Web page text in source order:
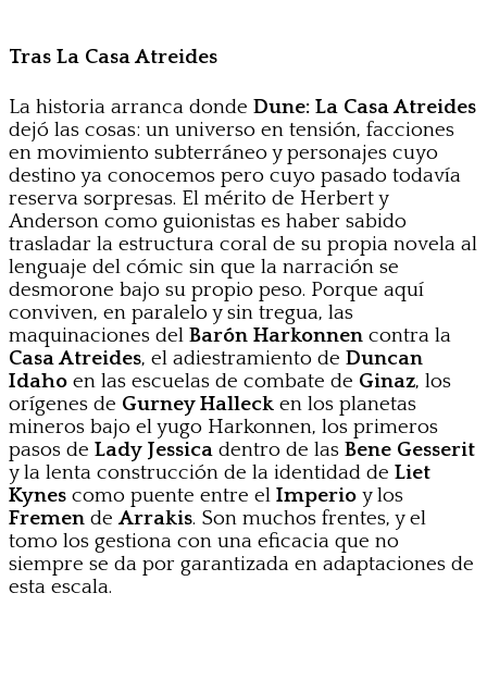
Tras La Casa Atreides
La historia arranca donde Dune: La Casa Atreides
dejó las cosas: un universo en tensión, facciones
en movimiento subterráneo y personajes cuyo
destino ya conocemos pero cuyo pasado todavía
reserva sorpresas. El mérito de Herbert y
Anderson como guionistas es haber sabido
trasladar la estructura coral de su propia novela al
lenguaje del cómic sin que la narración se
desmorone bajo su propio peso. Porque aquí
conviven, en paralelo y sin tregua, las
maquinaciones del Barón Harkonnen contra la
Casa Atreides, el adiestramiento de Duncan
Idaho en las escuelas de combate de Ginaz, los
orígenes de Gurney Halleck en los planetas
mineros bajo el yugo Harkonnen, los primeros
pasos de Lady Jessica dentro de las Bene Gesserit
y la lenta construcción de la identidad de Liet
Kynes como puente entre el Imperio y los
Fremen de Arrakis. Son muchos frentes, y el
tomo los gestiona con una eficacia que no
siempre se da por garantizada en adaptaciones de
esta escala.